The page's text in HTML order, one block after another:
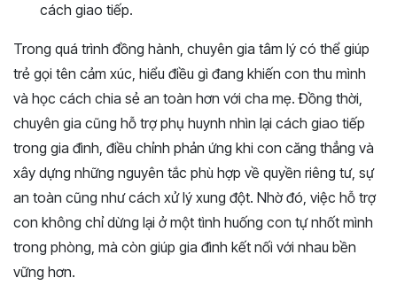
cách giao tiếp.
Trong quá trình đồng hành, chuyên gia tâm lý có thể giúp
trẻ gọi tên cảm xúc, hiểu điều gì đang khiến con thu mình
và học cách chia sẻ an toàn hơn với cha mẹ. Đồng thời,
chuyên gia cũng hỗ trợ phụ huynh nhìn lại cách giao tiếp
trong gia đình, điều chỉnh phản ứng khi con căng thẳng và
xây dựng những nguyên tắc phù hợp về quyền riêng tư, sự
an toàn cũng như cách xử lý xung đột. Nhờ đó, việc hỗ trợ
con không chỉ dừng lại ở một tình huống con tự nhốt mình
trong phòng, mà còn giúp gia đình kết nối với nhau bền
vững hơn.